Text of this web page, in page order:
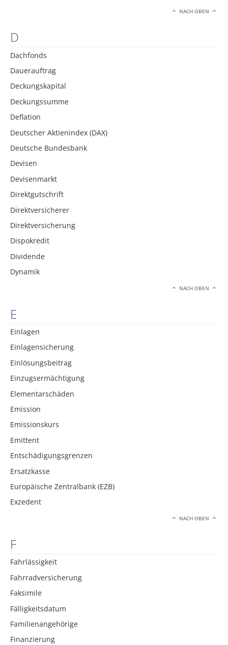
NACH OBEN
D
Dachfonds
Dauerauftrag
Deckungskapital
Deckungssumme
Deflation
Deutscher Aktienindex (DAX)
Deutsche Bundesbank
Devisen
Devisenmarkt
Direktgutschrift
Direktversicherer
Direktversicherung
Dispokredit
Dividende
Dynamik
NACH OBEN
E
Einlagen
Einlagensicherung
Einlösungsbeitrag
Einzugsermächtigung
Elementarschäden
Emission
Emissionskurs
Emittent
Entschädigungsgrenzen
Ersatzkasse
Europäische Zentralbank (EZB)
Exzedent
NACH OBEN
F
Fahrlässigkeit
Fahrradversicherung
Faksimile
Fälligkeitsdatum
Familienangehörige
Finanzierung